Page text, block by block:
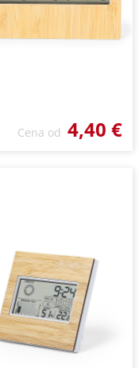
Cena od 4,40 €